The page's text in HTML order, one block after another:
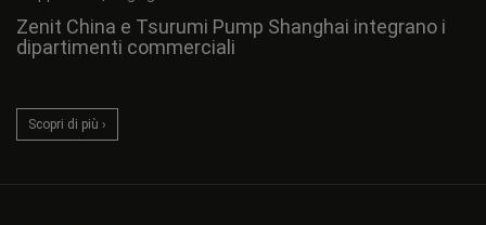
Zenit China e Tsurumi Pump Shanghai integrano i
dipartimenti commerciali
Scopri di più ›